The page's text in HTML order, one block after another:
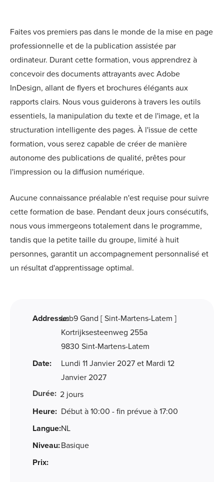
Faites vos premiers pas dans le monde de la mise en page
professionnelle et de la publication assistée par
ordinateur. Durant cette formation, vous apprendrez à
concevoir des documents attrayants avec Adobe
InDesign, allant de flyers et brochures élégants aux
rapports clairs. Nous vous guiderons à travers les outils
essentiels, la manipulation du texte et de l'image, et la
structuration intelligente des pages. À l'issue de cette
formation, vous serez capable de créer de manière
autonome des publications de qualité, prêtes pour
l'impression ou la diffusion numérique.
Aucune connaissance préalable n'est requise pour suivre
cette formation de base. Pendant deux jours consécutifs,
nous vous immergeons totalement dans le programme,
tandis que la petite taille du groupe, limité à huit
personnes, garantit un accompagnement personnalisé et
un résultat d'apprentissage optimal.
Addresse:Lab9 Gand [ Sint-Martens-Latem ]
Kortrijksesteenweg 255a
9830 Sint-Martens-Latem
Date:
Lundi 11 Janvier 2027 et Mardi 12
Janvier 2027
Durée: 2 jours
Heure: Début à 10:00 - fin prévue à 17:00
Langue:NL
Niveau:Basique
Prix: